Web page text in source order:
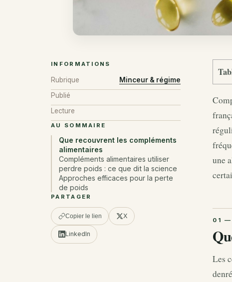
INFORMATIONS
Rubrique
Minceur & régime
Publié
Lecture
AU SOMMAIRE
Que recouvrent les compléments
alimentaires
Compléments alimentaires utiliser
perdre poids : ce que dit la science
Approches efficaces pour la perte
de poids
PARTAGER
Copier le lien X
LinkedIn
une
Les